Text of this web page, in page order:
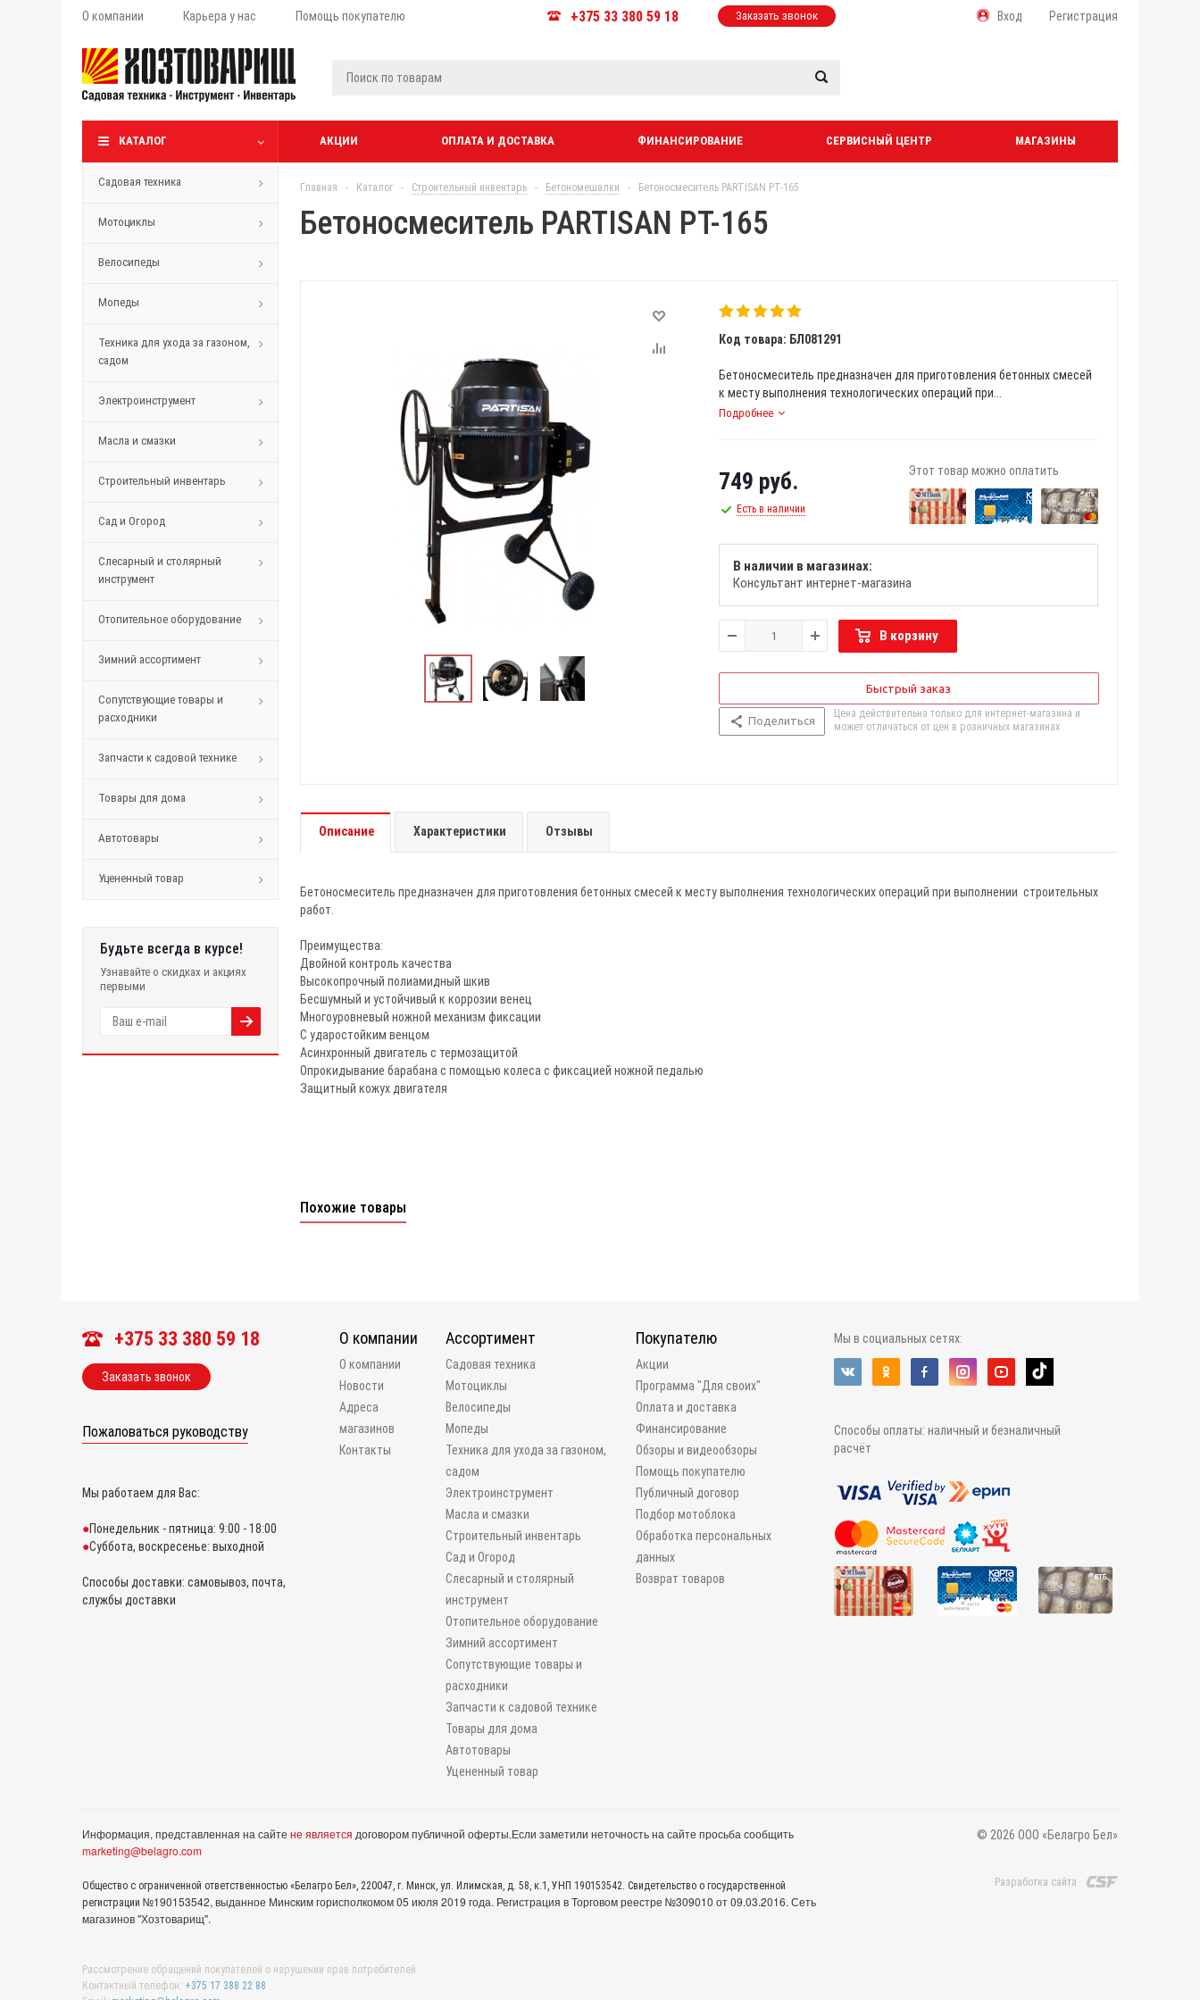
О компании Карьера у нас Помощь покупателю +375 33 380 59 18 Заказать звонок Вход Регистрация
КАТАЛОГ АКЦИИ ОПЛАТА И ДОСТАВКА ФИНАНСИРОВАНИЕ СЕРВИСНЫЙ ЦЕНТР МАГАЗИНЫ
Садовая техника
Мотоциклы
Велосипеды
Мопеды
Техника для ухода за газоном,
садом
Электроинструмент
Масла и смазки
Строительный инвентарь
Сад и Огород
Слесарный и столярный
инструмент
Отопительное оборудование
Зимний ассортимент
Сопутствующие товары и
расходники
Запчасти к садовой технике
Товары для дома
Автотовары
Уцененный товар
Будьте всегда в курсе!
Узнавайте о скидках и акциях
первыми
Главная - Каталог - Строительный инвентарь - Бетономешалки - Бетоносмеситель PARTISAN PT-165
Бетоносмеситель PARTISAN PT-165
Код товара: БЛ081291
Бетоносмеситель предназначен для приготовления бетонных смесей
к месту выполнения технологических операций при...
Подробнее
749 руб.
Есть в наличии
Этот товар можно оплатить
В наличии в магазинах:
Консультант интернет-магазина
В корзину
Быстрый заказ
Поделиться
Цена действительна только для интернет-магазина и
может отличаться от цен в розничных магазинах
Описание Характеристики Отзывы
Бетоносмеситель предназначен для приготовления бетонных смесей к месту выполнения технологических операций при выполнении строительных
работ.
Преимущества:
Двойной контроль качества
Высокопрочный полиамидный шкив
Бесшумный и устойчивый к коррозии венец
Многоуровневый ножной механизм фиксации
С ударостойким венцом
Асинхронный двигатель с термозащитой
Опрокидывание барабана с помощью колеса с фиксацией ножной педалью
Защитный кожух двигателя
Похожие товары
+375 33 380 59 18
Заказать звонок
Пожаловаться руководству
Мы работаем для Вас:
Понедельник - пятница: 9:00 - 18:00
Суббота, воскресенье: выходной
Способы доставки: самовывоз, почта,
службы доставки
О компании
О компании
Новости
Адреса
магазинов
Контакты
Ассортимент
Садовая техника
Мотоциклы
Велосипеды
Мопеды
Техника для ухода за газоном,
садом
Электроинструмент
Масла и смазки
Строительный инвентарь
Сад и Огород
Слесарный и столярный
инструмент
Отопительное оборудование
Зимний ассортимент
Сопутствующие товары и
расходники
Запчасти к садовой технике
Товары для дома
Автотовары
Уцененный товар
Покупателю
Акции
Программа "Для своих"
Оплата и доставка
Финансирование
Обзоры и видеообзоры
Помощь покупателю
Публичный договор
Подбор мотоблока
Обработка персональных
данных
Возврат товаров
Мы в социальных сетях:
Способы оплаты: наличный и безналичный
расчёт
Информация, представленная на сайте не является договором публичной оферты.Если заметили неточность на сайте просьба сообщить
marketing@belagro.com
Общество с ограниченной ответственностью «Белагро Бел», 220047, г. Минск, ул. Илимская, д. 58, к.1, УНП 190153542. Свидетельство о государственной
регистрации №190153542, выданное Минcким горисполкомом 05 июля 2019 года. Регистрация в Торговом реестре №309010 от 09.03.2016. Сеть
магазинов "Хозтоварищ".
Рассмотрение обращений покупателей о нарушении прав потребителей:
Контактный телефон: +375 17 388 22 88
© 2026 ООО «Белагро Бел»
Разработка сайта